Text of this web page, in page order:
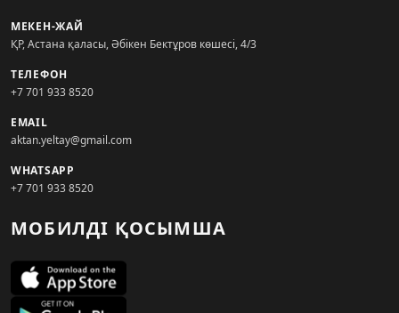
МЕКЕН-ЖАЙ
ҚР, Астана қаласы, Әбікен Бектұров көшесі, 4/3
ТЕЛЕФОН
+7 701 933 8520
EMAIL
aktan.yeltay@gmail.com
WHATSAPP
+7 701 933 8520
МОБИЛДІ ҚОСЫМША